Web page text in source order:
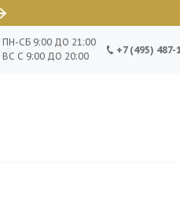
ПН-СБ 9:00 ДО 21:00
ВС С 9:00 ДО 20:00
+7 (495) 487-